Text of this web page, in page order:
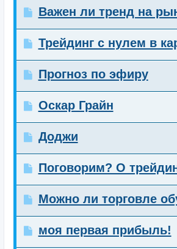
Важен ли тренд на
Трейдинг с нулем в
Прогноз по эфиру
Оскар Грайн
Доджи
Поговорим? О
Можно ли торговле
моя первая прибыль!